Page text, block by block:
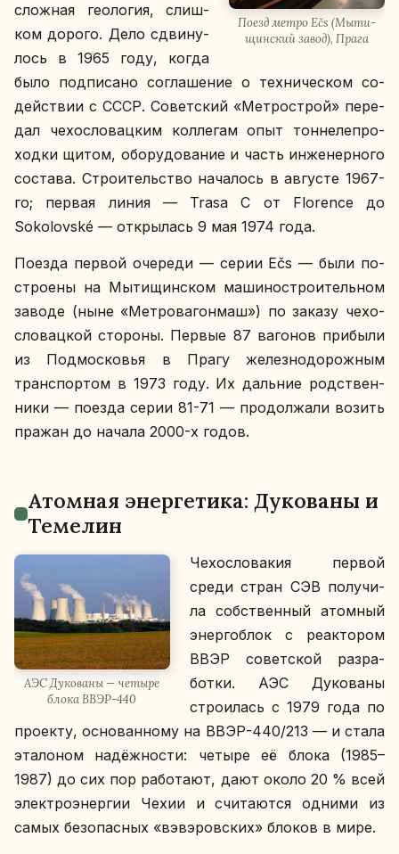
Поезд метро Ečs (Мы­ти­
щин­ский завод), Прага
слож­ная гео­ло­гия, слиш­
ком дорого. Дело сдви­ну­
лось в 1965 году, когда
было под­пи­са­но со­гла­ше­ние о тех­ни­че­ском со­
дей­ствии с СССР. Со­вет­ский «Мет­ро­строй» пе­ре­
дал че­хо­сло­вац­ким кол­ле­гам опыт тон­не­ле­про­
ход­ки щитом, обо­ру­до­ва­ние и часть ин­же­нер­но­го
со­ста­ва. Стро­и­тель­ство на­ча­лось в ав­гу­сте 1967-
го; первая линия — Trasa C от Florence до
Sokolovské — от­кры­лась 9 мая 1974 года.
Поезда первой оче­ре­ди — серии Ečs — были по­
стро­е­ны на Мы­ти­щин­ском ма­ши­но­стро­и­тель­ном
заводе (ныне «Мет­ро­ва­гон­маш») по заказу че­хо­
сло­вац­кой сто­ро­ны. Первые 87 ва­го­нов при­бы­ли
из Под­мос­ко­вья в Прагу же­лез­но­до­рож­ным
транс­пор­том в 1973 году. Их даль­ние род­ствен­
ни­ки — поезда серии 81-71 — про­дол­жа­ли возить
пражан до начала 2000-х годов.
Атом­ная энер­ге­ти­ка: Ду­ко­ва­ны и
Те­ме­лин
АЭС Ду­ко­ва­ны — четыре
блока ВВЭР-440
Че­хо­сло­ва­кия первой
среди стран СЭВ по­лу­чи­
ла соб­ствен­ный атом­ный
энер­го­блок с ре­ак­то­ром
ВВЭР со­вет­ской раз­ра­
бот­ки. АЭС Ду­ко­ва­ны
стро­и­лась с 1979 года по
про­ек­ту, ос­но­ван­но­му на ВВЭР-440/213 — и стала
эта­ло­ном на­дёж­но­сти: четыре её блока (1985–
1987) до сих пор ра­бо­та­ют, дают около 20 % всей
элек­тро­энер­гии Чехии и счи­та­ют­ся одними из
самых без­опас­ных «вэ­вэ­ров­ских» блоков в мире.